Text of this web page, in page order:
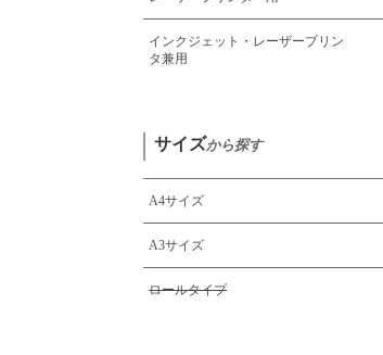
インクジェット・レーザープリン
タ兼用
サイズから探す
A4サイズ
A3サイズ
ロールタイプ